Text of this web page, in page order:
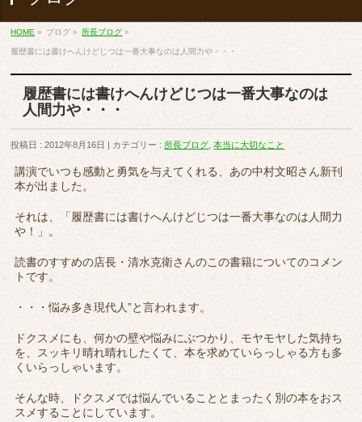
HOME » ブログ » 所長ブログ »
履歴書には書けへんけどじつは一番大事なのは人間力や・・・
履歴書には書けへんけどじつは一番大事なのは
人間力や・・・
投稿日 : 2012年8月16日 カテゴリー : 所長ブログ ,本当に大切なこと
講演でいつも感動と勇気を与えてくれる、あの中村文昭さん新刊
本が出ました。
それは、「履歴書には書けへんけどじつは一番大事なのは人間力
や！」。
読書のすすめの店長・清水克衛さんのこの書籍についてのコメン
トです。
・・・悩み多き現代人”と言われます。
ドクスメにも、何かの壁や悩みにぶつかり、モヤモヤした気持ち
を、スッキリ晴れ晴れしたくて、本を求めていらっしゃる方も多
くいらっしゃいます。
そんな時、ドクスメでは悩んでいることとまったく別の本をおス
スメすることにしています。